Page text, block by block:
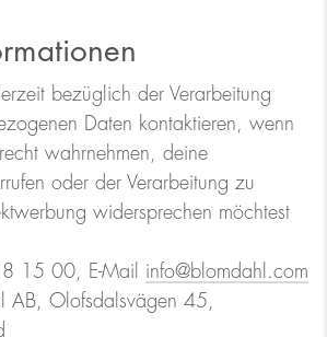
bezüglich der Verarbeitung
Daten kontaktieren, wenn
wahrnehmen, deine
oder der Verarbeitung zu
widersprechen möchtest
15 00, E-Mail info@blomdahl.com
AB, Olofsdalsvägen 45,